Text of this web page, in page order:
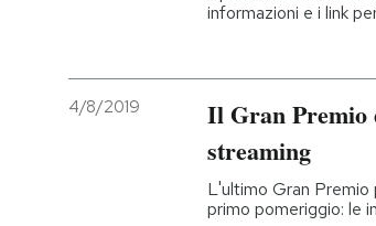
AREA PERSONALEinformazioni e i link
4/8/2019
Il Gran Premio
streaming
L'ultimo Gran Premio
primo pomeriggio: le